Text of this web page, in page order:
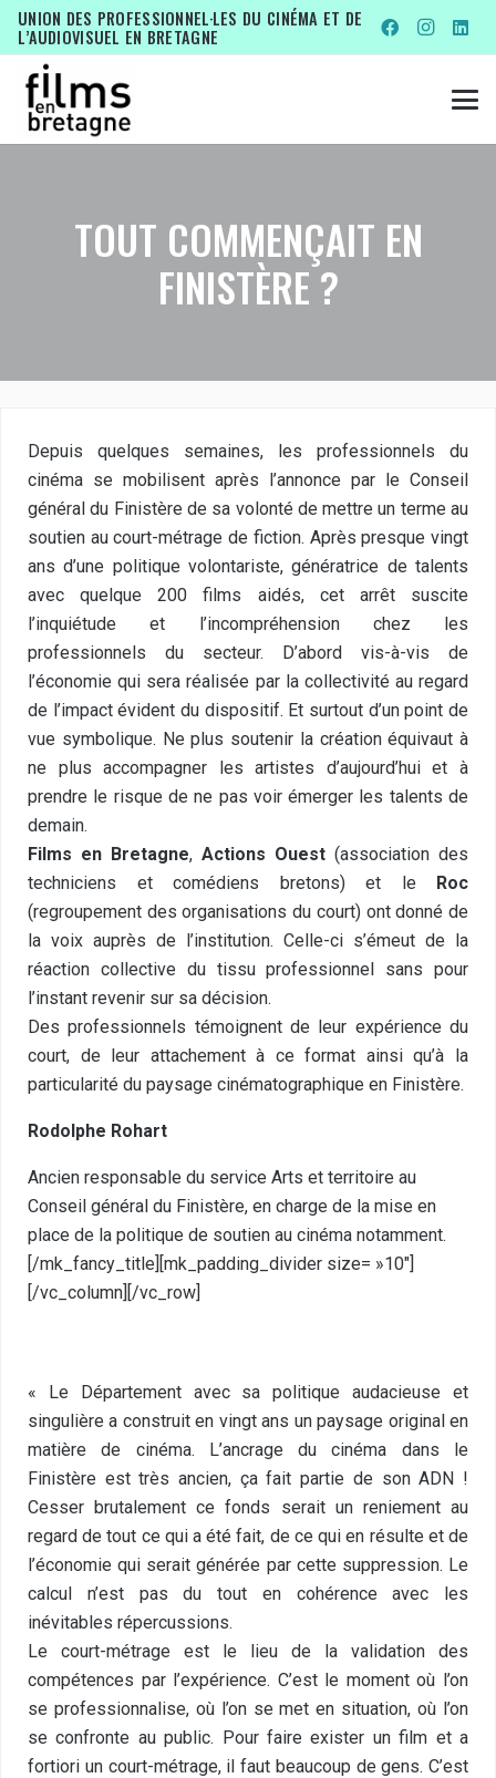
UNION DES PROFESSIONNEL·LES DU CINÉMA ET DE
L’AUDIOVISUEL EN BRETAGNE
TOUT COMMENÇAIT EN
FINISTÈRE ?
Depuis quelques semaines, les professionnels du
cinéma se mobilisent après l’annonce par le Conseil
général du Finistère de sa volonté de mettre un terme au
soutien au court-métrage de fiction. Après presque vingt
ans d’une politique volontariste, génératrice de talents
avec quelque 200 films aidés, cet arrêt suscite
l’inquiétude et l’incompréhension chez les
professionnels du secteur. D’abord vis-à-vis de
l’économie qui sera réalisée par la collectivité au regard
de l’impact évident du dispositif. Et surtout d’un point de
vue symbolique. Ne plus soutenir la création équivaut à
ne plus accompagner les artistes d’aujourd’hui et à
prendre le risque de ne pas voir émerger les talents de
demain.
Films en Bretagne, Actions Ouest (association des
techniciens et comédiens bretons) et le Roc
(regroupement des organisations du court) ont donné de
la voix auprès de l’institution. Celle-ci s’émeut de la
réaction collective du tissu professionnel sans pour
l’instant revenir sur sa décision.
Des professionnels témoignent de leur expérience du
court, de leur attachement à ce format ainsi qu’à la
particularité du paysage cinématographique en Finistère.
Rodolphe Rohart
Ancien responsable du service Arts et territoire au
Conseil général du Finistère, en charge de la mise en
place de la politique de soutien au cinéma notamment.
[/mk_fancy_title][mk_padding_divider size= »10″]
[/vc_column][/vc_row]
« Le Département avec sa politique audacieuse et
singulière a construit en vingt ans un paysage original en
matière de cinéma. L’ancrage du cinéma dans le
Finistère est très ancien, ça fait partie de son ADN !
Cesser brutalement ce fonds serait un reniement au
regard de tout ce qui a été fait, de ce qui en résulte et de
l’économie qui serait générée par cette suppression. Le
calcul n’est pas du tout en cohérence avec les
inévitables répercussions.
Le court-métrage est le lieu de la validation des
compétences par l’expérience. C’est le moment où l’on
se professionnalise, où l’on se met en situation, où l’on
se confronte au public. Pour faire exister un film et a
fortiori un court-métrage, il faut beaucoup de gens. C’est